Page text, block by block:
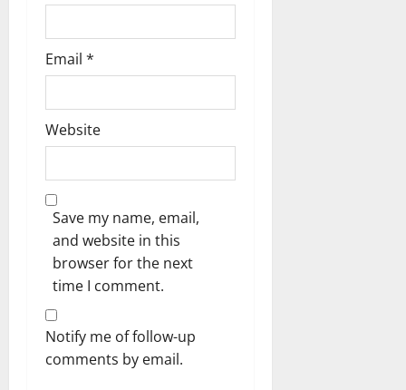
Email *
Website
Save my name, email,
and website in this
browser for the next
time I comment.
Notify me of follow-up
comments by email.